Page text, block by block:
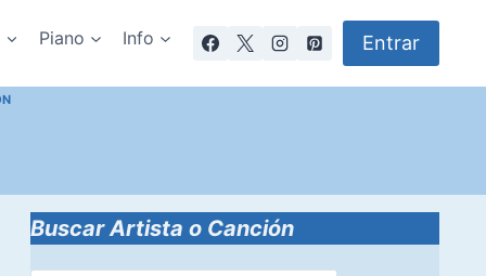
Piano Info Entrar
Buscar Artista o Canción